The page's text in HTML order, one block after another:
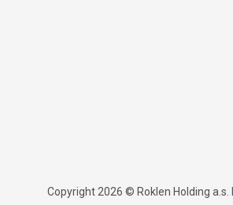
Copyright 2026 © Roklen Holding